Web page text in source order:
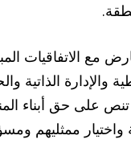
مع الاتفاقيات
والإدارة الذاتية
تنص على حق أبناء
واختيار ممثليهم